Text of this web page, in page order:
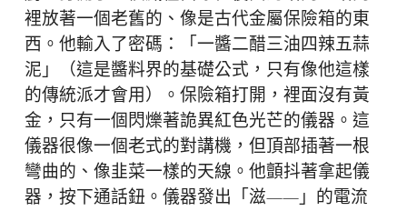
裡放著一個老舊的、像是古代金屬保險箱的東
西。他輸入了密碼：「一醬二醋三油四辣五蒜
泥」（這是醬料界的基礎公式，只有像他這樣
的傳統派才會用）。保險箱打開，裡面沒有黃
金，只有一個閃爍著詭異紅色光芒的儀器。這
儀器很像一個老式的對講機，但頂部插著一根
彎曲的、像韭菜一樣的天線。他顫抖著拿起儀
器，按下通話鈕。儀器發出「滋——」的電流